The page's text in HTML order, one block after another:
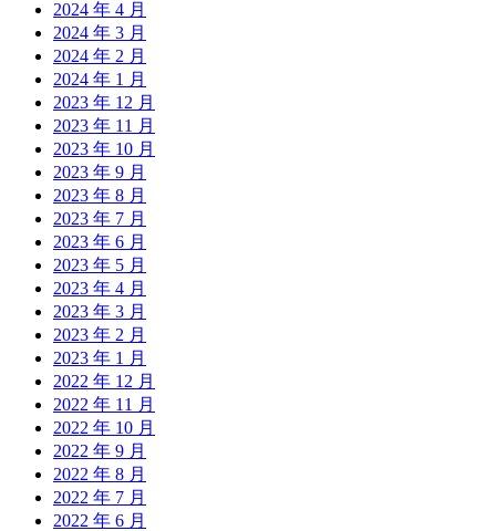
2024 年 4 月
2024 年 3 月
2024 年 2 月
2024 年 1 月
2023 年 12 月
2023 年 11 月
2023 年 10 月
2023 年 9 月
2023 年 8 月
2023 年 7 月
2023 年 6 月
2023 年 5 月
2023 年 4 月
2023 年 3 月
2023 年 2 月
2023 年 1 月
2022 年 12 月
2022 年 11 月
2022 年 10 月
2022 年 9 月
2022 年 8 月
2022 年 7 月
2022 年 6 月